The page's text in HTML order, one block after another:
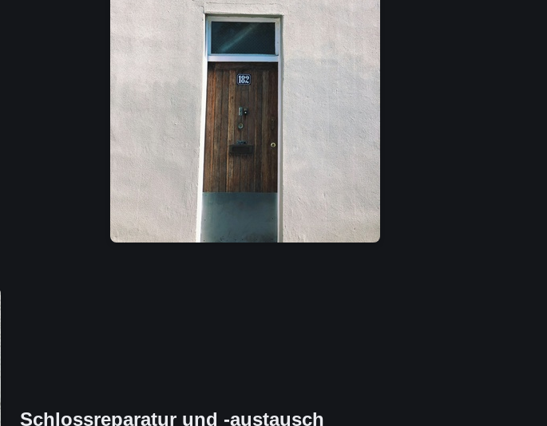
Schlossreparatur und -austausch